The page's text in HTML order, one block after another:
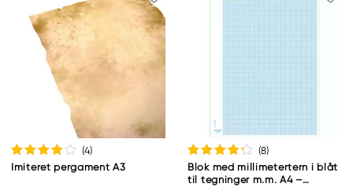
(4)
Imiteret pergament A3
(8)
Blok med millimetertern i blåt
til tegninger m.m. A4 –